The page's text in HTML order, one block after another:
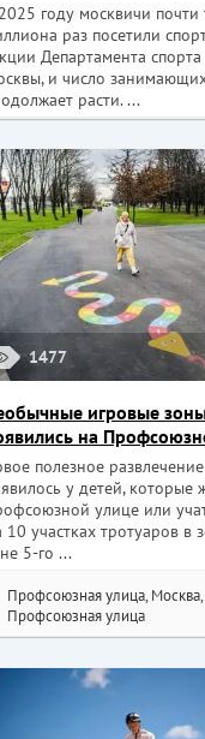
году москвичи почти
раз посетили
Департамента
и число
расти. ...
1477
игровые
на
полезное развлечение
у детей, которые
улице или
10 участках тротуаров в
5-го ...
Профсоюзная улица, Москва,
Профсоюзная улица